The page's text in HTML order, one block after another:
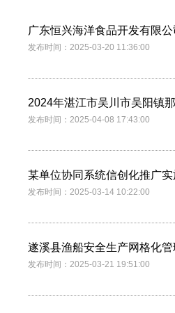
广东恒兴海洋食品开发有限
发布时间：2025-03-20 11:36:00
2024年湛江市吴川市吴阳镇
发布时间：2025-04-08 17:43:00
某单位协同系统信创化推广
发布时间：2025-03-14 10:22:00
遂溪县渔船安全生产网格化
发布时间：2025-03-21 19:51:00